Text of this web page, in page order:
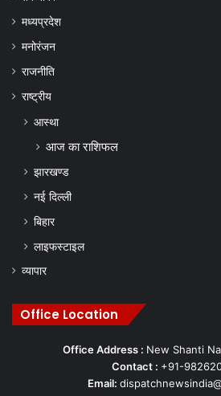
मध्यप्रदेश
मनोरंजन
राजनीति
राष्ट्रीय
आस्था
आज का राशिफल
झारखण्ड
नई दिल्ली
बिहार
लाइफस्टाइल
व्यापार
Office Location
Office Address : New Shanti
Contact : +91-
Email: